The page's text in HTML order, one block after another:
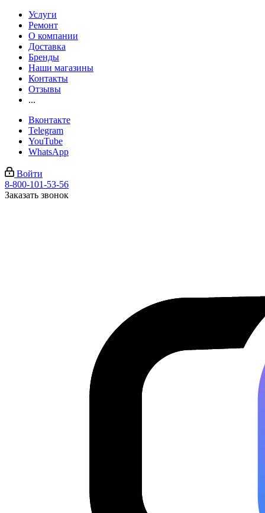
Услуги
Ремонт
О компании
Доставка
Бренды
Наши магазины
Контакты
Отзывы
...
Вконтакте
Telegram
YouTube
WhatsApp
Войти
8-800-101-53-56
Заказать звонок